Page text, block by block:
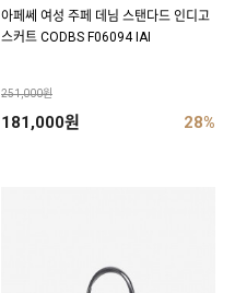
아페쎄 여성 주페 데님 스탠다드 인디고
스커트 CODBS F06094 IAI
251,000원
181,000원 28%